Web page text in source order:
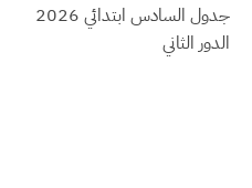
جدول السادس ابتدائي 2026
الدور الثاني